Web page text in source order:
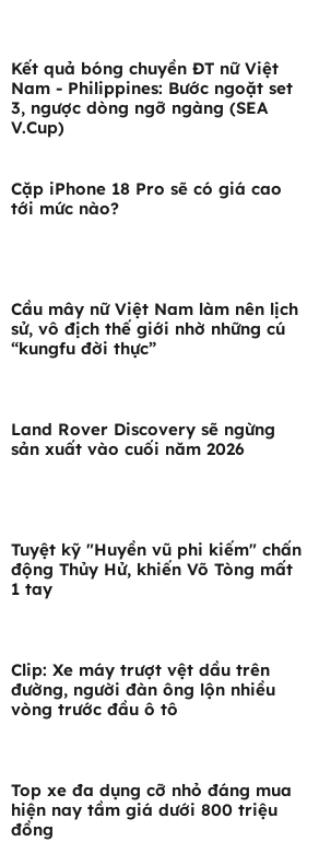
Kết quả bóng chuyền ĐT nữ Việt
Nam - Philippines: Bước ngoặt set
3, ngược dòng ngỡ ngàng (SEA
V.Cup)
Cặp iPhone 18 Pro sẽ có giá cao
tới mức nào?
Cầu mây nữ Việt Nam làm nên lịch
sử, vô địch thế giới nhờ những cú
“kungfu đời thực”
Land Rover Discovery sẽ ngừng
sản xuất vào cuối năm 2026
Tuyệt kỹ "Huyền vũ phi kiếm" chấn
động Thủy Hử, khiến Võ Tòng mất
1 tay
Clip: Xe máy trượt vệt dầu trên
đường, người đàn ông lộn nhiều
vòng trước đầu ô tô
Top xe đa dụng cỡ nhỏ đáng mua
hiện nay tầm giá dưới 800 triệu
đồng